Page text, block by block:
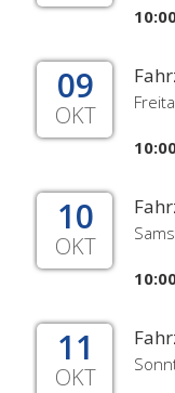
09
OKT
10
OKT
11
OKT